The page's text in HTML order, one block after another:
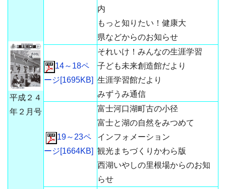
平成２４
年２月号
内
もっと知りたい！健康大
県などからのお知らせ
14～18ペ
ージ[1695KB]
それいけ！みんなの生涯学習
子ども未来創造館だより
生涯学習館だより
みずうみ通信
19～23ペ
ージ[1664KB]
富士河口湖町古の小径
富士と湖の自然をみつめて
インフォメーション
観光まちづくりかわら版
西湖いやしの里根場からのお知
らせ